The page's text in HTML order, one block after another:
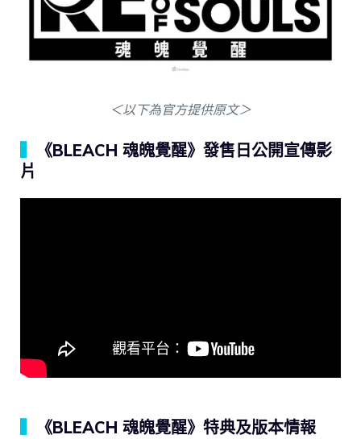
＜以下為官方提供原文＞
《BLEACH 魂魄覺醒》發售日公開宣傳影
片
《BLEACH 魂魄覺醒》特典及版本情報